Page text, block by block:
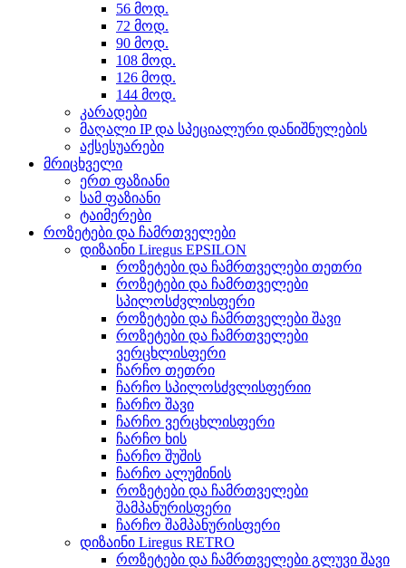
56 მოდ.
72 მოდ.
90 მოდ.
108 მოდ.
126 მოდ.
144 მოდ.
კარადები
მაღალი IP და სპეციალური დანიშნულების
აქსესუარები
მრიცხველი
ერთ ფაზიანი
სამ ფაზიანი
ტაიმერები
როზეტები და ჩამრთველები
დიზაინი Liregus EPSILON
როზეტები და ჩამრთველები თეთრი
როზეტები და ჩამრთველები
სპილოსძვლისფერი
როზეტები და ჩამრთველები შავი
როზეტები და ჩამრთველები
ვერცხლისფერი
ჩარჩო თეთრი
ჩარჩო სპილოსძვლისფერიი
ჩარჩო შავი
ჩარჩო ვერცხლისფერი
ჩარჩო ხის
ჩარჩო შუშის
ჩარჩო ალუმინის
როზეტები და ჩამრთველები
შამპანურისფერი
ჩარჩო შამპანურისფერი
დიზაინი Liregus RETRO
როზეტები და ჩამრთველები გლუვი შავი